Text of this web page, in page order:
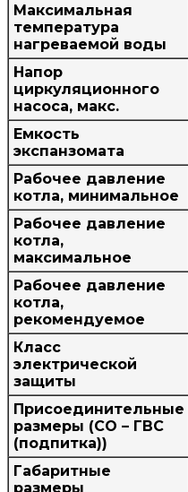
Максимальная
температура
нагреваемой воды
Напор
циркуляционного
насоса, макс.
Емкость
экспанзомата
Рабочее давление
котла, минимальное
Рабочее давление
котла,
максимальное
Рабочее давление
котла,
рекомендуемое
Класс
электрической
защиты
Присоединительные
размеры (CО – ГВС
(подпитка))
Габаритные
размеры